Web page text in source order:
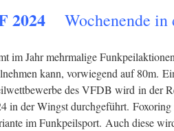
2024 Wochenende
im Jahr mehrmalige
kann, vorwiegend auf 80m.
des VFDB wird in der
in der Wingst durchgeführt. Foxoring
im Funkpeilsport. Auch diese